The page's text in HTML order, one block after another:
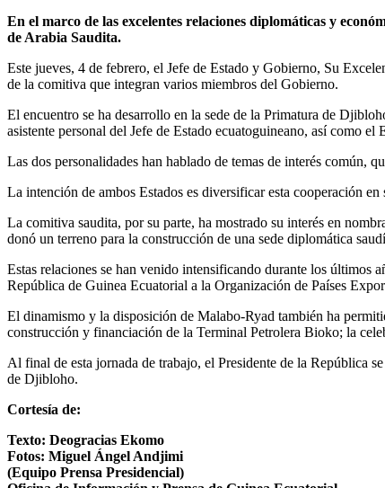
En el marco de las excelentes relaciones diplomáticas y
de Arabia Saudita.
Este jueves, 4 de febrero, el Jefe de Estado y Gobierno, Su
de la comitiva que integran varios miembros del Gobierno.
El encuentro se ha desarrollo en la sede de la Primatura de
asistente personal del Jefe de Estado ecuatoguineano, así como
Las dos personalidades han hablado de temas de interés común,
La intención de ambos Estados es diversificar esta cooperación
La comitiva saudita, por su parte, ha mostrado su interés en
donó un terreno para la construcción de una sede diplomática
Estas relaciones se han venido intensificando durante los últimos
República de Guinea Ecuatorial a la Organización de Países
El dinamismo y la disposición de Malabo-Ryad también ha
construcción y financiación de la Terminal Petrolera Bioko; la
Al final de esta jornada de trabajo, el Presidente de la República
de Djibloho.
Cortesía de:
Texto: Deogracias Ekomo
Fotos: Miguel Ángel Andjimi
(Equipo Prensa Presidencial)